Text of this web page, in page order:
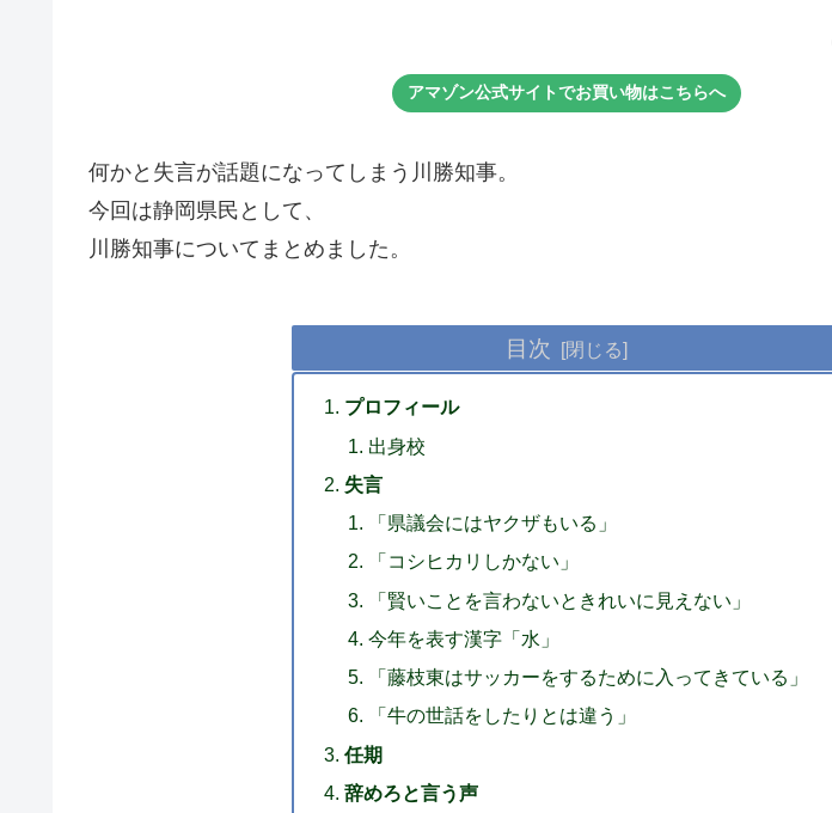
アマゾン公式サイトでお買い物はこちらへ
何かと失言が話題になってしまう川勝知事。
今回は静岡県民として、
川勝知事についてまとめました。
目次
プロフィール
出身校
失言
「県議会にはヤクザもいる」
「コシヒカリしかない」
「賢いことを言わないときれいに見えない」
今年を表す漢字「水」
「藤枝東はサッカーをするために入ってきている」
「牛の世話をしたりとは違う」
任期
辞めろと言う声